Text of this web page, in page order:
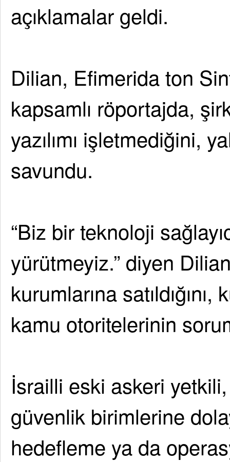
açıklamalar geldi.
Dilian, Efimerida ton
kapsamlı röportajda,
yazılımı işletmediğini,
savundu.
“Biz bir teknoloji
yürütmeyiz.” diyen
kurumlarına
kamu otoritelerinin
İsrailli eski askeri
güvenlik birimlerine
hedefleme ya da